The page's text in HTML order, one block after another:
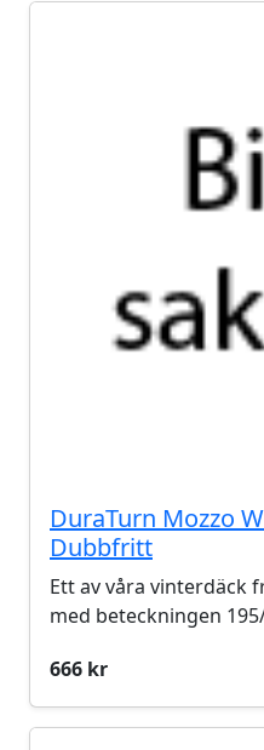
DuraTurn Mozzo
Dubbfritt
Ett av våra vinterdäck
med beteckningen
666 kr